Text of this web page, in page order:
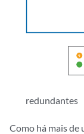
redundantes
Como há mais de